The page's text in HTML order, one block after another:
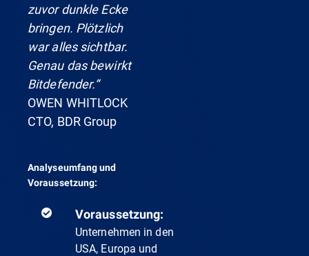
zuvor dunkle Ecke
bringen. Plötzlich
war alles sichtbar.
Genau das bewirkt
Bitdefender.“
OWEN WHITLOCK
CTO, BDR Group
Analyseumfang und
Voraussetzung:
Voraussetzung:
Unternehmen in den
USA, Europa und